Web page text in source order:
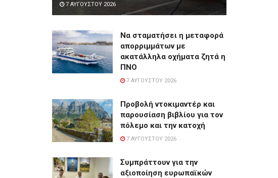
7 ΑΥΓΟΎΣΤΟΥ 2026
Να σταματήσει η μεταφορά
απορριμμάτων με
ακατάλληλα οχήματα ζητά η
ΠΝΟ
7 ΑΥΓΟΎΣΤΟΥ 2026
Προβολή ντοκιμαντέρ και
παρουσίαση βιβλίου για τον
πόλεμο και την κατοχή
7 ΑΥΓΟΎΣΤΟΥ 2026
Συμπράττουν για την
αξιοποίηση ευρωπαϊκών